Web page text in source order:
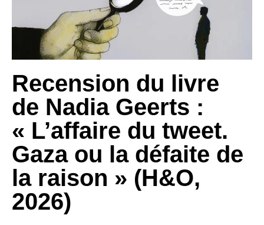
Recension du livre
de Nadia Geerts :
« L’affaire du tweet.
Gaza ou la défaite de
la raison » (H&O,
2026)